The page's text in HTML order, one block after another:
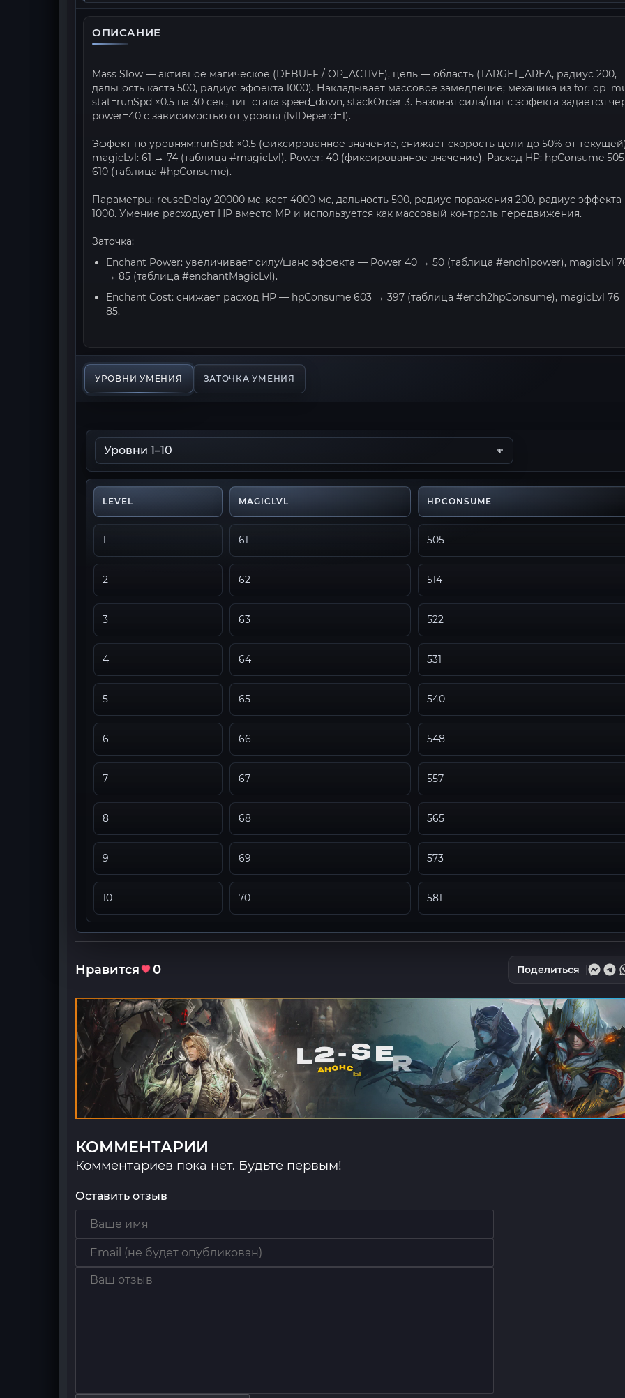
ОПИСАНИЕ
Mass Slow — активное магическое (DEBUFF / OP_ACTIVE), цель — область (TARGET_AREA, радиус 200,
дальность каста 500, радиус эффекта 1000). Накладывает массовое замедление; механика из for:
stat=runSpd ×0.5 на 30 сек., тип стака speed_down, stackOrder 3. Базовая сила/шанс эффекта задаётся
power=40 с зависимостью от уровня (lvlDepend=1).
Эффект по уровням:runSpd: ×0.5 (фиксированное значение, снижает скорость цели до 50% от
magicLvl: 61 → 74 (таблица #magicLvl). Power: 40 (фиксированное значение). Расход HP: hpConsume
610 (таблица #hpConsume).
Параметры: reuseDelay 20000 мс, каст 4000 мс, дальность 500, радиус поражения 200, радиус эффекта
1000. Умение расходует HP вместо MP и используется как массовый контроль передвижения.
Заточка:
Enchant Power: увеличивает силу/шанс эффекта — Power 40 → 50 (таблица #ench1power), magicLvl
→ 85 (таблица #enchantMagicLvl).
Enchant Cost: снижает расход HP — hpConsume 603 → 397 (таблица #ench2hpConsume), magicLvl 76
85.
УРОВНИ УМЕНИЯ ЗАТОЧКА УМЕНИЯ
LEVEL MAGICLVL HPCONSUME
1 61 505
2 62 514
3 63 522
4 64 531
5 65 540
6 66 548
7 67 557
8 68 565
9 69 573
10 70 581
Нравится 0 Поделиться
КОММЕНТАРИИ
Комментариев пока нет. Будьте первым!
Оставить отзыв